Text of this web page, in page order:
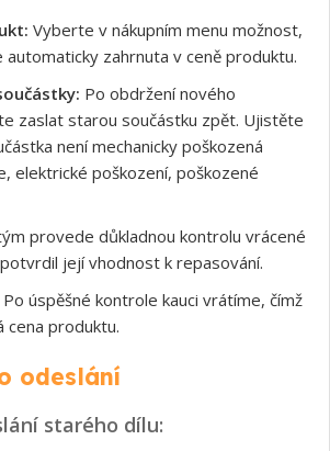
Vyberte v nákupním menu možnost,
automaticky zahrnuta v ceně produktu.
Po obdržení nového
zaslat starou součástku zpět. Ujistěte
není mechanicky poškozená
elektrické poškození, poškozené
provede důkladnou kontrolu vrácené
její vhodnost k repasování.
Po úspěšné kontrole kauci vrátíme, čímž
cena produktu.
odeslání
starého dílu: